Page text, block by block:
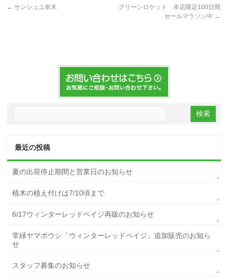
← サンシュユ単木
グリーンロケット 本店限定100日間
セールマラソン中 →
最近の投稿
夏の出荷停止期間と営業日のお知らせ
植木の植え付けは7/10頃まで
6/17ウィンターレッドペイジ再販のお知らせ
常緑ヤマボウシ「ウィンターレッドペイジ」追加販売のお知ら
せ
スタッフ募集のお知らせ